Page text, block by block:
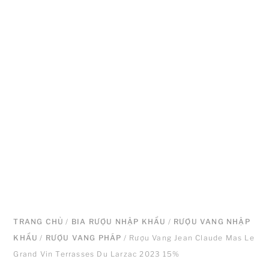
TRANG CHỦ / BIA RƯỢU NHẬP KHẨU / RƯỢU VANG NHẬP
KHẨU / RƯỢU VANG PHÁP / Rượu Vang Jean Claude Mas Le
Grand Vin Terrasses Du Larzac 2023 15%